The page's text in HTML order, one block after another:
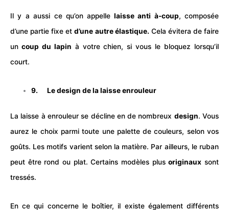
Il y a aussi ce qu’on appelle laisse anti à-coup, composée
d’une partie fixe etd’une autre élastique. Cela évitera de faire
un coup du lapin à votre chien, si vous le bloquez lorsqu’il
court.
9. Le design de la laisse enrouleur
La laisse à enrouleur se décline en de nombreux design. Vous
aurez le choix parmi toute une palette de couleurs, selon vos
goûts. Les motifs varient selon la matière. Par ailleurs, le ruban
peut être rond ou plat. Certains modèles plusoriginaux sont
tressés.
En ce qui concerne le boîtier, il existe également différents